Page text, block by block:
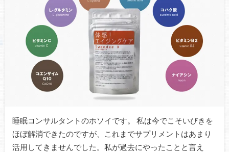
睡眠コンサルタントのホソイです。 私は今でこそいびきを
ほぼ解消できたのですが、これまでサプリメントはあまり
活用してきませんでした。私が過去にやったことと言え